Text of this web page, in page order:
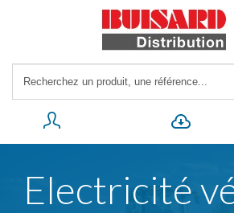
Electricité